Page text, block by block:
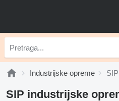
Industrijske opreme
SIP industrijske